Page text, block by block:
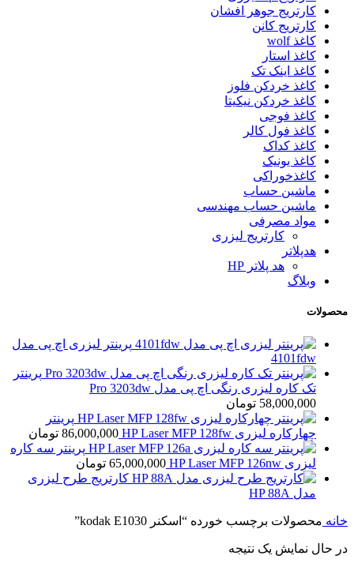
کارتریج جوهر افشان
کارتریج کانن
کاغذ wolf
کاغذ استار
کاغذ اینک تک
کاغذ خردکن فلوز
کاغذ خردکن نیکیتا
کاغذ فوجی
کاغذ فول کالر
کاغذ کداک
کاغذ یونیک
کاغذخوراکی
ماشین حساب
ماشین حساب مهندسی
مواد مصرفی
کارتریج لیزری
هدپلاتر
هد پلاتر HP
وبلاگ
محصولات
پرینتر لیزری اچ پی مدل
4101fdw
پرینتر
تک کاره لیزری رنگی اچ پی مدل Pro 3203dw
58,000,000 تومان
پرینتر
چهارکاره لیزری HP Laser MFP 128fw
86,000,000 تومان
پرینتر سه کاره
لیزری HP Laser MFP 126nw
65,000,000 تومان
کارتریج طرح لیزری
مدل HP 88A
خانه محصولات برچسب خورده “اسکنر kodak E1030”
در حال نمایش یک نتیجه